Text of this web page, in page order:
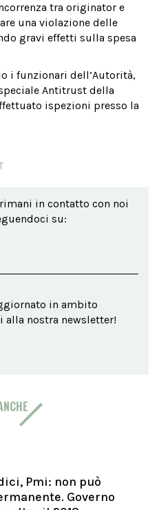
tra originator e
una violazione delle
gravi effetti sulla spesa
i funzionari dell’Autorità,
Antitrust della
ispezioni presso la
in contatto con noi
su:
in ambito
nostra newsletter!
Pmi: non può
Governo